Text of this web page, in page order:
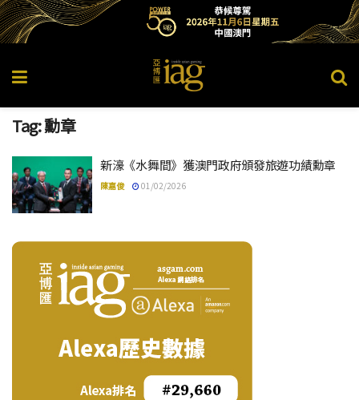
Tag:勳章
新濠《水舞間》獲澳門政府頒發旅遊功績勳章
陳嘉俊 01/02/2026